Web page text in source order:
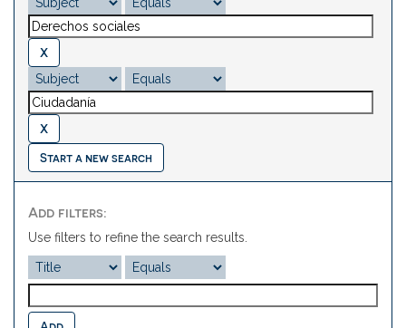
Start a new search
Add filters:
Use filters to refine the search results.